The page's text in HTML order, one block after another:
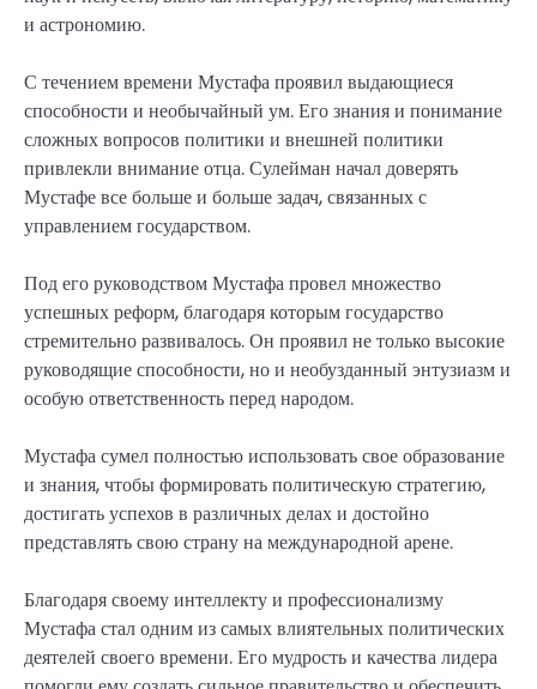
и астрономию.
С течением времени Мустафа проявил выдающиеся
способности и необычайный ум. Его знания и понимание
сложных вопросов политики и внешней политики
привлекли внимание отца. Сулейман начал доверять
Мустафе все больше и больше задач, связанных с
управлением государством.
Под его руководством Мустафа провел множество
успешных реформ, благодаря которым государство
стремительно развивалось. Он проявил не только высокие
руководящие способности, но и необузданный энтузиазм и
особую ответственность перед народом.
Мустафа сумел полностью использовать свое образование
и знания, чтобы формировать политическую стратегию,
достигать успехов в различных делах и достойно
представлять свою страну на международной арене.
Благодаря своему интеллекту и профессионализму
Мустафа стал одним из самых влиятельных политических
деятелей своего времени. Его мудрость и качества лидера